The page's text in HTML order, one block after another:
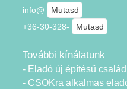
info@
Mutasd
+36-30-328-
Mutasd
További kínálatunk
- Eladó új építésű
- CSOKra alkalmas